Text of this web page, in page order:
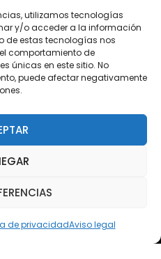
utilizamos tecnologías
y/o acceder a la información
de estas tecnologías nos
comportamiento de
únicas en este sitio. No
puede afectar negativamente
de privacidadAviso legal
085
813